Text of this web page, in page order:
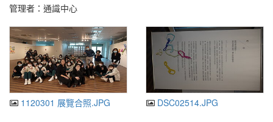
管理者：通識中心
1120301 展覽合照.JPG DSC02514.JPG